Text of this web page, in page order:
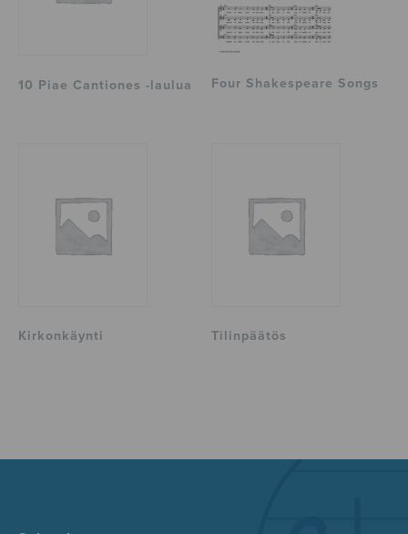
10 Piae Cantiones -laulua Four Shakespeare Songs
Kirkonkäynti Tilinpäätös